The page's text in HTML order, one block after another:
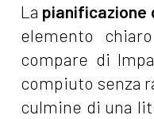
La pianificazione
elemento
compare di
compiuto senza
culmine di una